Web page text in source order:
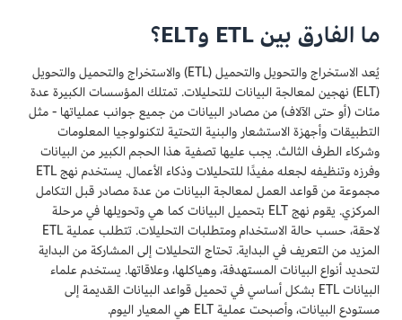
ما الفارق بين ETL وELT؟
يُعد الاستخراج والتحويل والتحميل (ETL) والاستخراج والتحميل والتحويل
(ELT) نهجين لمعالجة البيانات للتحليلات. تمتلك المؤسسات الكبيرة عدة
مئات (أو حتى الآلاف) من مصادر البيانات من جميع جوانب عملياتها - مثل
التطبيقات وأجهزة الاستشعار والبنية التحتية لتكنولوجيا المعلومات
وشركاء الطرف الثالث. يجب عليها تصفية هذا الحجم الكبير من البيانات
وفرزه وتنظيفه لجعله مفيدًا للتحليلات وذكاء الأعمال. يستخدم نهج ETL
مجموعة من قواعد العمل لمعالجة البيانات من عدة مصادر قبل التكامل
المركزي. يقوم نهج ELT بتحميل البيانات كما هي وتحويلها في مرحلة
لاحقة، حسب حالة الاستخدام ومتطلبات التحليلات. تتطلب عملية ETL
المزيد من التعريف في البداية. تحتاج التحليلات إلى المشاركة من البداية
لتحديد أنواع البيانات المستهدفة، وهياكلها، وعلاقاتها. يستخدم علماء
البيانات ETL بشكل أساسي في تحميل قواعد البيانات القديمة إلى
مستودع البيانات، وأصبحت عملية ELT هي المعيار اليوم.